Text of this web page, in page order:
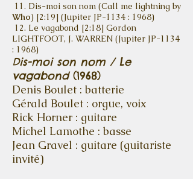
11. Dis-moi son nom (Call me lightning by
Who) [2:19] (Jupiter JP-1134 : 1968)
12. Le vagabond [2:18] Gordon
LIGHTFOOT, J. WARREN (Jupiter JP-1134
: 1968)
Dis-moi son nom / Le
vagabond(1968)
Denis Boulet : batterie
Gérald Boulet : orgue, voix
Rick Horner : guitare
Michel Lamothe : basse
Jean Gravel : guitare (guitariste
invité)